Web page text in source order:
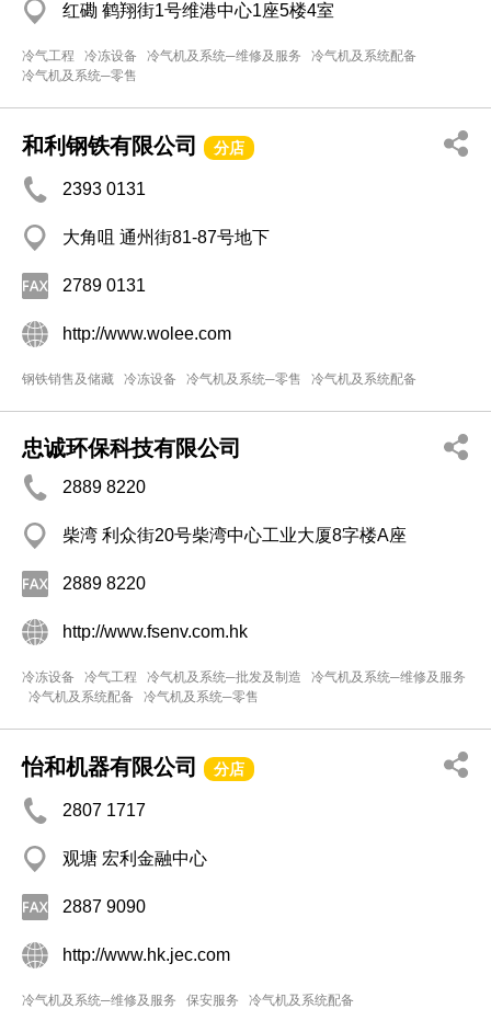
红磡 鹤翔街1号维港中心1座5楼4室
冷气工程 冷冻设备 冷气机及系统─维修及服务
冷气机及系统配备
冷气机及系统─零售
和利钢铁有限公司 分店
2393 0131
大角咀 通州街81-87号地下
2789 0131
http://www.wolee.com
钢铁销售及储藏 冷冻设备 冷气机及系统─零售 冷气机及系统配备
忠诚环保科技有限公司
2889 8220
柴湾 利众街20号柴湾中心工业大厦8字楼A座
2889 8220
http://www.fsenv.com.hk
冷冻设备 冷气工程 冷气机及系统─批发及制造
冷气机及系统─维修及服务
冷气机及系统配备
冷气机及系统─零售
怡和机器有限公司 分店
2807 1717
观塘 宏利金融中心
2887 9090
http://www.hk.jec.com
冷气机及系统─维修及服务 保安服务 冷气机及系统配备